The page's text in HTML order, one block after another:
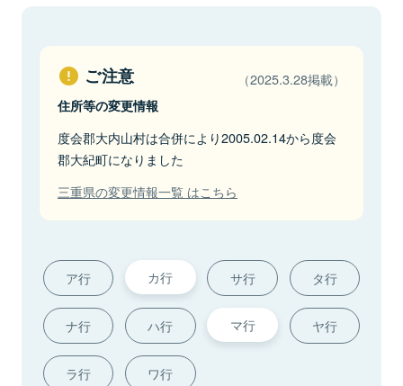
ご注意 （2025.3.28掲載）
住所等の変更情報
度会郡大内山村は合併により2005.02.14から度会
郡大紀町になりました
三重県の変更情報一覧 はこちら
ア行 カ行 サ行 タ行
ナ行 ハ行 マ行 ヤ行
ラ行 ワ行